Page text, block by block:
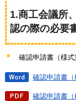
1.商工会議所
認の際の必要
確認申請書（様式
確認申請書（
確認申請書（